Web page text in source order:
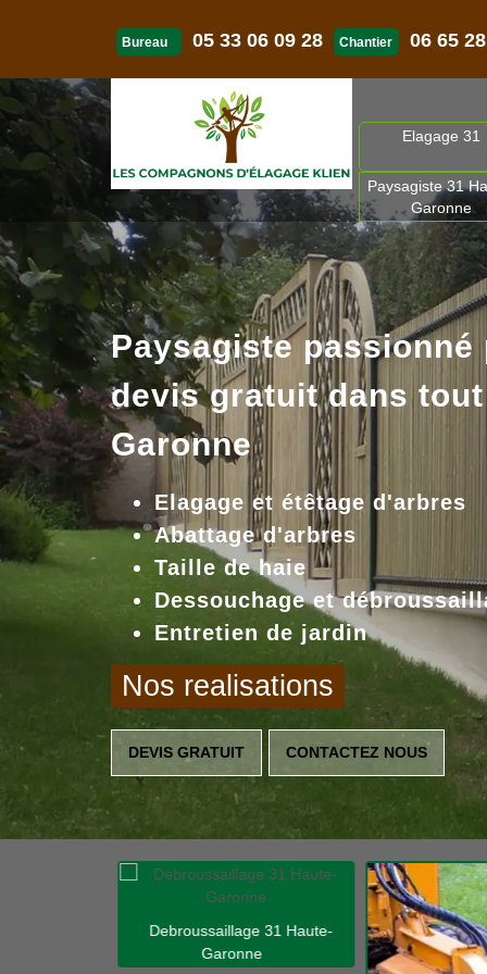
Bureau 05 33 06 09 28 Chantier 06 65
Elagage 31
Paysagiste 31
Garonne
Paysagiste passionné
devis gratuit dans tout
Garonne
Elagage et étêtage d'arbres
Abattage d'arbres
Taille de haie
Dessouchage et
Entretien de jardin
Nos realisations
DEVIS GRATUIT CONTACTEZ NOUS
Debroussaillage 31 Haute-
Garonne